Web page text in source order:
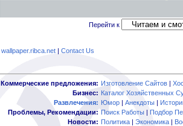
Перейти к
wallpaper.ribca.net| Contact Us
Коммерческие предложения: Изготовление Сайтов |
Бизнес: Каталог Хозяйственных
Развлечения: Юмор | Анекдоты |
Проблемы, Рекомендации: Поиск Работы | Подбор
Новости: Политика | Экономика |